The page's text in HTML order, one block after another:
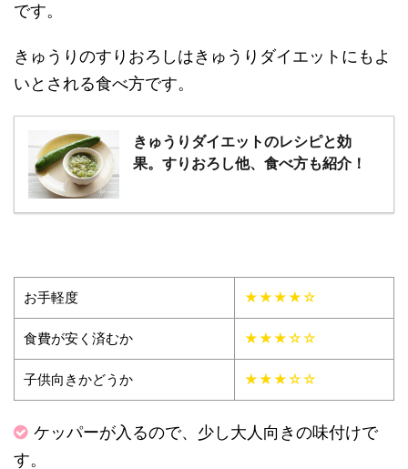
です。
きゅうりのすりおろしはきゅうりダイエットにもよ
いとされる食べ方です。
きゅうりダイエットのレシピと効
果。すりおろし他、食べ方も紹介！
お手軽度 ★★★★☆
食費が安く済むか ★★★☆☆
子供向きかどうか ★★★☆☆
ケッパーが入るので、少し大人向きの味付けで
す。